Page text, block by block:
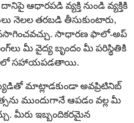
ఆధారపడి వ్యక్తి నుండి వ్యక్తికి
నెలల తరబడి తీసుకుంటారు,
సాధారణ ఫాలో-అప్
మీ వైద్య బృందం మీ పరిస్థితికి
సహాయపడతాయి.
మాట్లాడకుండా అవప్రిటినిబ్
ముందుగానే ఆపడం వల్ల మీ
మీరు ఇబ్బందికరమైన